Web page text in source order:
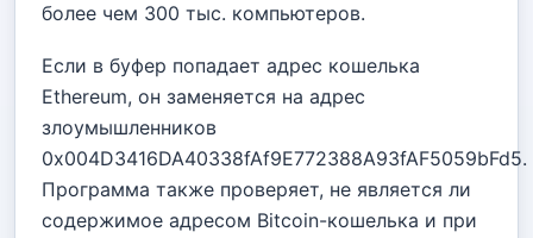
более чем 300 тыс. компьютеров.
Если в буфер попадает адрес кошелька
Ethereum, он заменяется на адрес
злоумышленников
0x004D3416DA40338fAf9E772388A93fAF5059bFd5.
Программа также проверяет, не является ли
содержимое адресом Bitcoin-кошелька и при